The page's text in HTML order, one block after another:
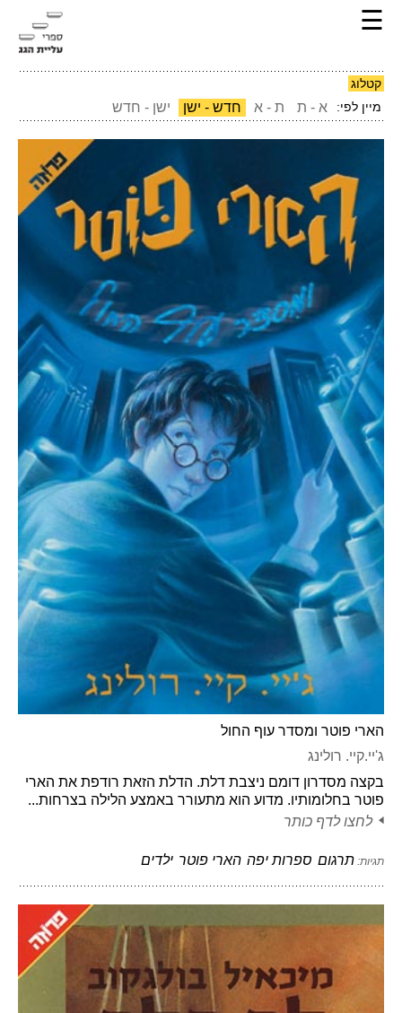
☰
קטלוג
מיין לפי:
א - ת ת - א חדש - ישן ישן - חדש
הארי פוטר ומסדר עוף החול
ג'יי.קיי. רולינג
בקצה מסדרון דומם ניצבת דלת. הדלת הזאת רודפת את הארי
פוטר בחלומותיו. מדוע הוא מתעורר באמצע הלילה בצרחות...
לחצו לדף כותר
תגיות: תרגום ספרות יפה הארי פוטר ילדים